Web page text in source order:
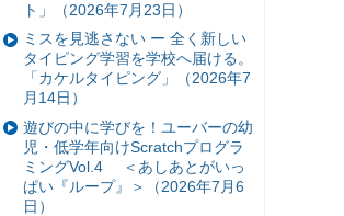
ト」（2026年7月23日）
ミスを見逃さない ー 全く新しい
タイピング学習を学校へ届ける。
「カケルタイピング」（2026年7
月14日）
遊びの中に学びを！ユーバーの幼
児・低学年向けScratchプログラ
ミングVol.4 ＜あしあとがいっ
ぱい『ループ』＞（2026年7月6
日）